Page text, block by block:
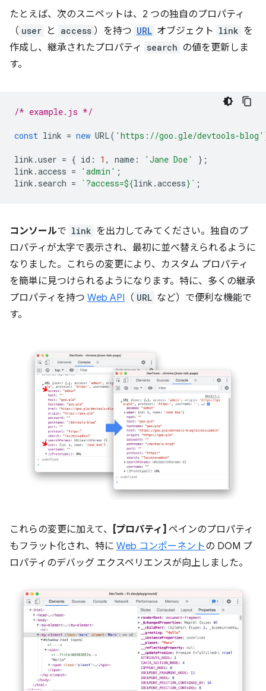
たとえば、次のスニペットは、2 つの独自のプロパティ
（ user と access ）を持つ URL オブジェクト link を
作成し、継承されたプロパティ
search の値を更新しま
す。
/* example.js */
const link = new URL( 'https://goo.gle/devtools-blog'
link .user = { id : 1 , name : 'Jane Doe'
};
link .access = 'admin' ;
link . search = `?access=${link .access} ` ;
コンソールで link を出力してみてください。独自のプ
ロパティが太字で表示され、最初に並べ替えられるように
なりました。これらの変更により、カスタム プロパティ
を簡単に見つけられるようになります。特に、多くの継承
プロパティを持つ Web API （ URL など）で便利な機能で
す。
これらの変更に加えて、 [プロパティ] ペインのプロパティ
もフラット化され、特に Web コンポーネントの DOM プ
ロパティのデバッグ エクスペリエンスが向上しました。